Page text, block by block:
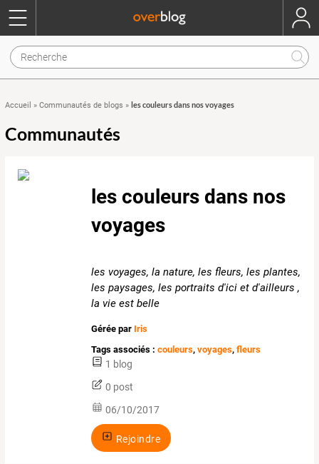
Accueil » Communautés de blogs » les couleurs dans nos voyages
Communautés
les couleurs dans nos
voyages
les voyages, la nature, les fleurs, les plantes,
les paysages, les portraits d'ici et d'ailleurs ,
la vie est belle
Gérée par Iris
Tags associés : couleurs,voyages,fleurs
1 blog
0 post
06/10/2017
Rejoindre